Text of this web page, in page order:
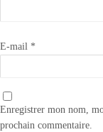
E-mail *
Enregistrer mon nom,
prochain commentaire.